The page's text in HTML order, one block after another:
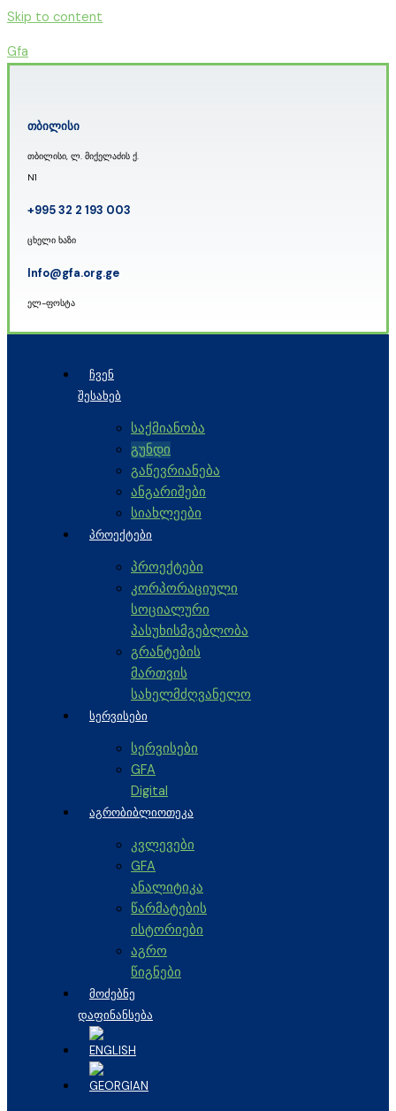
Skip to content
Gfa
თბილისი
თბილისი, ლ. მიქელაძის ქ.
N1
+995 32 2 193 003
ცხელი ხაზი
Info@gfa.org.ge
ელ-ფოსტა
ᲩᲕᲔᲜ
ᲨᲔᲡᲐᲮᲔᲑ
საქმიანობა
გუნდი
გაწევრიანება
ანგარიშები
სიახლეები
ᲞᲠᲝᲔᲥᲢᲔᲑᲘ
პროექტები
კორპორაციული
სოციალური
პასუხისმგებლობა
გრანტების
მართვის
სახელმძღვანელო
ᲡᲔᲠᲕᲘᲡᲔᲑᲘ
სერვისები
GFA
Digital
ᲐᲒᲠᲝᲑᲘᲑᲚᲘᲝᲗᲔᲙᲐ
კვლევები
GFA
ანალიტიკა
წარმატების
ისტორიები
აგრო
წიგნები
ᲛᲝᲫᲔᲑᲜᲔ
ᲓᲐᲤᲘᲜᲐᲜᲡᲔᲑᲐ